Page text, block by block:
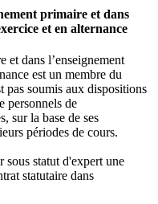
primaire et dans
et en alternance
et dans l’enseignement
est un membre du
pas soumis aux dispositions
personnels de
sur la base de ses
périodes de cours.
sous statut d'expert une
statutaire dans